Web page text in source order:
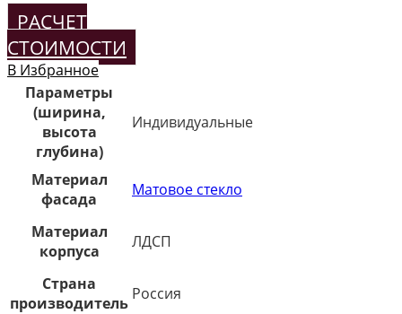
РАСЧЕТ
СТОИМОСТИ
В Избранное
Параметры
(ширина,
высота
глубина)
Индивидуальные
Материал
фасада
Матовое стекло
Материал
корпуса
ЛДСП
Страна
производитель Россия